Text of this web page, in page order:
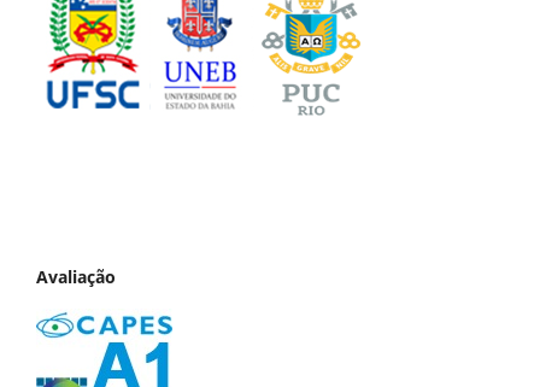
Avaliação